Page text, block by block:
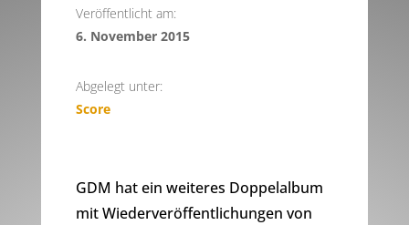
Veröffentlicht am:
6. November 2015
Abgelegt unter:
Score
GDM hat ein weiteres Doppelalbum
mit Wiederveröffentlichungen von